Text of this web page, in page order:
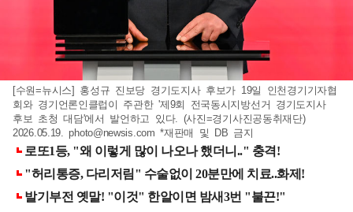
[수원=뉴시스] 홍성규 진보당 경기도지사 후보가 19일 인천경기기자협
회와 경기언론인클럽이 주관한 '제9회 전국동시지방선거 경기도지사
후보 초청 대담'에서 발언하고 있다. (사진=경기사진공동취재단)
2026.05.19.photo@newsis.com *재판매 및 DB 금지